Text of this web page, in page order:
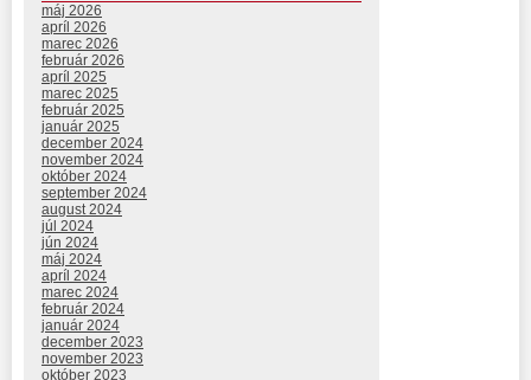
máj 2026
apríl 2026
marec 2026
február 2026
apríl 2025
marec 2025
február 2025
január 2025
december 2024
november 2024
október 2024
september 2024
august 2024
júl 2024
jún 2024
máj 2024
apríl 2024
marec 2024
február 2024
január 2024
december 2023
november 2023
október 2023